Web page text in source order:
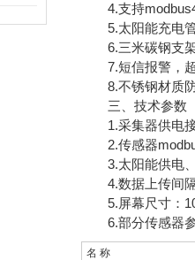
4.支持
5.太阳能充电管
6.三米碳钢支架
7.短信报警，超
8.不锈钢材质防
三、技术参数
1.采集器供电接
2.传感器modbus
3.太阳能供电、
4.数据上传间隔
5.屏幕尺寸：
6.部分传感器
名 称